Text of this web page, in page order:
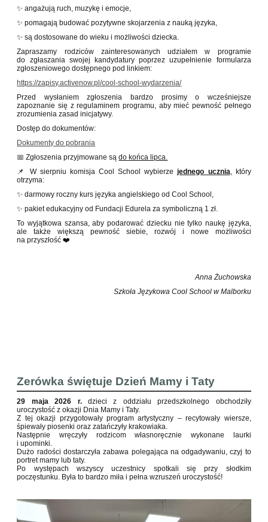
✨ angażują ruch, muzykę i emocje,
✨ pomagają budować pozytywne skojarzenia z nauką języka,
✨ są dostosowane do wieku i możliwości dziecka.
Zapraszamy rodziców zainteresowanych udziałem w programie
do zgłaszania swojej kandydatury poprzez uzupełnienie formularza
zgłoszeniowego dostępnego pod linkiem:
https://zapisy.activenow.pl/cool-school-wydarzenia/
Przed wysłaniem zgłoszenia bardzo prosimy o wcześniejsze
zapoznanie się z regulaminem programu, aby mieć pewność pełnego
zrozumienia zasad inicjatywy.
Dostęp do dokumentów:
Dokumenty do pobrania
📅 Zgłoszenia przyjmowane sądo końca lipca.
📌 W sierpniu komisja Cool School wybierzejednego ucznia, który
otrzyma:
✨ darmowy roczny kurs języka angielskiego od Cool School,
✨ pakiet edukacyjny od Fundacji Edurela za symboliczną 1 zł.
To wyjątkowa szansa, aby podarować dziecku nie tylko naukę języka,
ale także większą pewność siebie, rozwój i nowe możliwości
na przyszłość ❤️
Anna Żuchowska
Szkoła Językowa Cool School w Malborku
Zerówka świętuje Dzień Mamy i Taty
29 maja 2026 r.dzieci z oddziału przedszkolnego obchodziły
uroczystość z okazji Dnia Mamy i Taty.
Z tej okazji przygotowały program artystyczny – recytowały wiersze,
śpiewały piosenki oraz zatańczyły krakowiaka.
Następnie wręczyły rodzicom własnoręcznie wykonane laurki
i upominki.
Dużo radości dostarczyła zabawa polegająca na odgadywaniu, czyj to
portret mamy lub taty.
Po występach wszyscy uczestnicy spotkali się przy słodkim
poczęstunku. Była to bardzo miła i pełna wzruszeń uroczystość!